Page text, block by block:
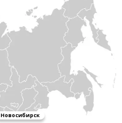
Новосибирск